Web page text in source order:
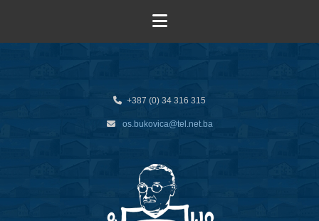
+387 (0) 34 316 315
os.bukovica@tel.net.ba